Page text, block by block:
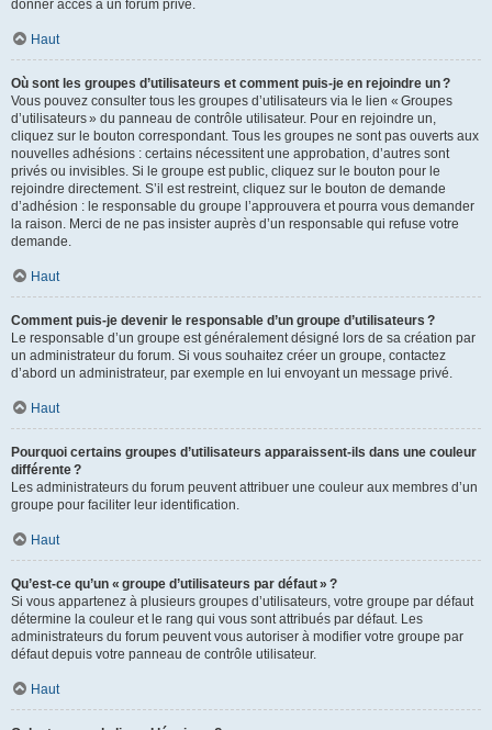
donner accès à un forum privé.
Haut
Où sont les groupes d’utilisateurs et comment puis-je en rejoindre un ?
Vous pouvez consulter tous les groupes d’utilisateurs via le lien « Groupes
d’utilisateurs » du panneau de contrôle utilisateur. Pour en rejoindre un,
cliquez sur le bouton correspondant. Tous les groupes ne sont pas ouverts aux
nouvelles adhésions : certains nécessitent une approbation, d’autres sont
privés ou invisibles. Si le groupe est public, cliquez sur le bouton pour le
rejoindre directement. S’il est restreint, cliquez sur le bouton de demande
d’adhésion : le responsable du groupe l’approuvera et pourra vous demander
la raison. Merci de ne pas insister auprès d’un responsable qui refuse votre
demande.
Haut
Comment puis-je devenir le responsable d’un groupe d’utilisateurs ?
Le responsable d’un groupe est généralement désigné lors de sa création par
un administrateur du forum. Si vous souhaitez créer un groupe, contactez
d’abord un administrateur, par exemple en lui envoyant un message privé.
Haut
Pourquoi certains groupes d’utilisateurs apparaissent-ils dans une couleur
différente ?
Les administrateurs du forum peuvent attribuer une couleur aux membres d’un
groupe pour faciliter leur identification.
Haut
Qu’est-ce qu’un « groupe d’utilisateurs par défaut » ?
Si vous appartenez à plusieurs groupes d’utilisateurs, votre groupe par défaut
détermine la couleur et le rang qui vous sont attribués par défaut. Les
administrateurs du forum peuvent vous autoriser à modifier votre groupe par
défaut depuis votre panneau de contrôle utilisateur.
Haut